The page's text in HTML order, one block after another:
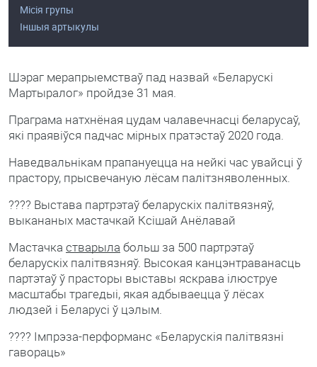
Місія групы
Іншыя артыкулы
Шэраг мерапрыемстваў пад назвай «Беларускі
Мартыралог» пройдзе 31 мая.
Праграма натхнёная цудам чалавечнасці беларусаў,
які праявіўся падчас мірных пратэстаў 2020 года.
Наведвальнікам прапануецца на нейкі час увайсці ў
прастору, прысвечаную лёсам палітзняволенных.
???? Выстава партрэтаў беларускіх палітвязняў,
выкананых мастачкай Ксішай Анёлавай
Мастачка стварыла больш за 500 партрэтаў
беларускіх палітвязняў. Высокая канцэнтраванасць
партэтаў ў прасторы выставы яскрава ілюструе
масштабы трагедыі, якая адбываецца ў лёсах
людзей і Беларусі ў цэлым.
???? Iмпрэза-перформанс «Беларускія палітвязні
гавораць»